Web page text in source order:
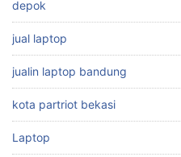
depok
jual laptop
jualin laptop bandung
kota partriot bekasi
Laptop